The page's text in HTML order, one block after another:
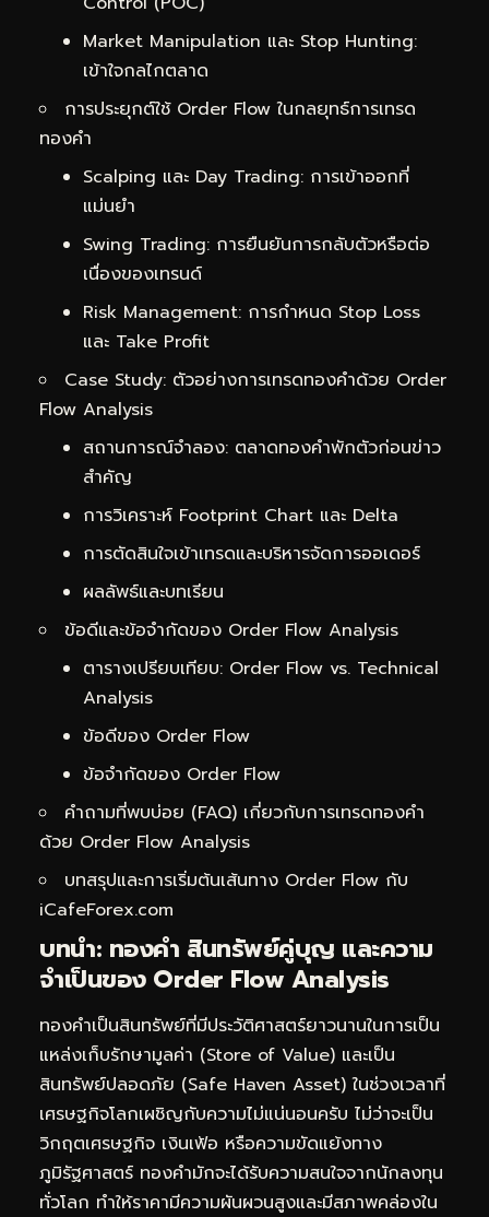
Market Manipulation และ Stop Hunting:
เข้าใจกลไกตลาด
การประยุกต์ใช้ Order Flow ในกลยุทธ์การเทรด
ทองคำ
Scalping และ Day Trading: การเข้าออกที่
แม่นยำ
Swing Trading: การยืนยันการกลับตัวหรือต่อ
เนื่องของเทรนด์
Risk Management: การกำหนด Stop Loss
และ Take Profit
Case Study: ตัวอย่างการเทรดทองคำด้วย Order
Flow Analysis
สถานการณ์จำลอง: ตลาดทองคำพักตัวก่อนข่าว
สำคัญ
การวิเคราะห์ Footprint Chart และ Delta
การตัดสินใจเข้าเทรดและบริหารจัดการออเดอร์
ผลลัพธ์และบทเรียน
ข้อดีและข้อจำกัดของ Order Flow Analysis
ตารางเปรียบเทียบ: Order Flow vs. Technical
Analysis
ข้อดีของ Order Flow
ข้อจำกัดของ Order Flow
คำถามที่พบบ่อย (FAQ) เกี่ยวกับการเทรดทองคำ
ด้วย Order Flow Analysis
บทสรุปและการเริ่มต้นเส้นทาง Order Flow กับ
iCafeForex.com
บทนำ: ทองคำ สินทรัพย์คู่บุญ และความ
จำเป็นของ Order Flow Analysis
ทองคำเป็นสินทรัพย์ที่มีประวัติศาสตร์ยาวนานในการเป็น
แหล่งเก็บรักษามูลค่า (Store of Value) และเป็น
สินทรัพย์ปลอดภัย (Safe Haven Asset) ในช่วงเวลาที่
เศรษฐกิจโลกเผชิญกับความไม่แน่นอนครับ ไม่ว่าจะเป็น
วิกฤตเศรษฐกิจ เงินเฟ้อ หรือความขัดแย้งทาง
ภูมิรัฐศาสตร์ ทองคำมักจะได้รับความสนใจจากนักลงทุน
ทั่วโลก ทำให้ราคามีความผันผวนสูงและมีสภาพคล่องใน